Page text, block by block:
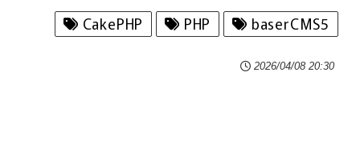
CakePHP PHP baserCMS5
2026/04/08 20:30